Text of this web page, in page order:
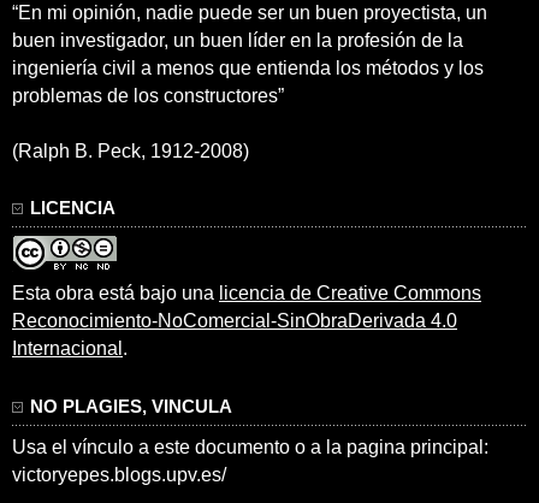
“En mi opinión, nadie puede ser un buen proyectista, un
buen investigador, un buen líder en la profesión de la
ingeniería civil a menos que entienda los métodos y los
problemas de los constructores”
(Ralph B. Peck, 1912-2008)
LICENCIA
Esta obra está bajo una licencia de Creative Commons
Reconocimiento-NoComercial-SinObraDerivada 4.0
Internacional .
NO PLAGIES, VINCULA
Usa el vínculo a este documento o a la pagina principal:
victoryepes.blogs.upv.es/